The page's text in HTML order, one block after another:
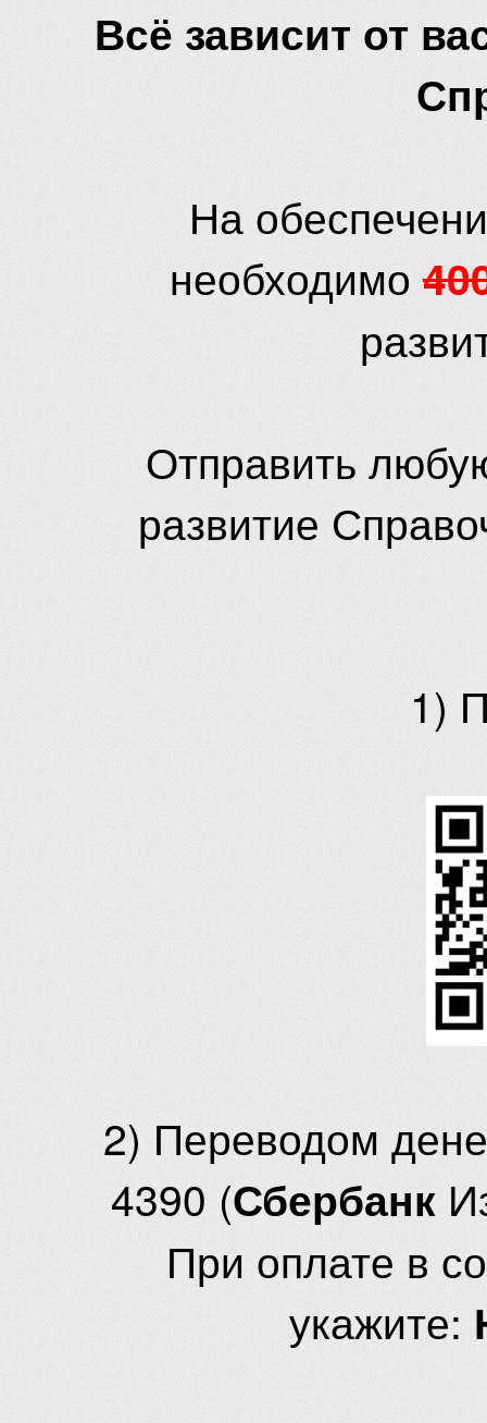
Всё зависит от
На
необходимо
Отправить
развитие
1)
2) Переводом
4390 (Сбербанк
При оплате в
укажите: